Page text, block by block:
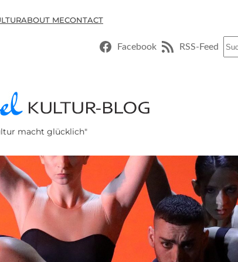
ABOUT MECONTACT
Facebook RSS-Feed
macht glücklich"